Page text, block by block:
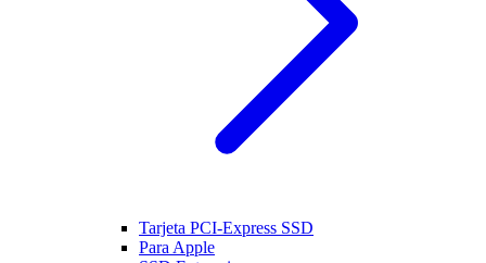
Tarjeta PCI-Express SSD
Para Apple